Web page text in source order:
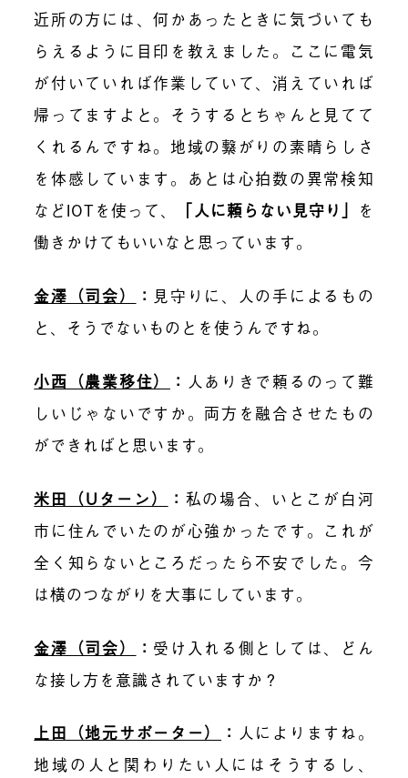
近所の方には、何かあったときに気づいても
らえ るように 目印を教えました。ここに電気
が付いていれば作業していて、消えて い れば
帰ってますよと。そうするとちゃんと見てて
くれるんですね。地域の繋がりの素晴らしさ
を体感しています 。あとは心拍数の異常検知
などIOTを使って、 「人に頼らない見守り」 を
働きかけてもいいなと思っています。
金澤（司会） ： 見守りに、人の手によるもの
と、そうでないものとを使うんですね。
小西（農業移住） ： 人ありきで頼るのって難
しいじゃないですか。両方を融合させたもの
ができればと思います。
米田（Uターン） ： 私の場合、 いとこが白河
市 に住んでいたのが心強かったです。これが
全く知らないところだったら不安でした。 今
は横のつながりを大事にしています。
金澤（司会） ： 受け入れる側としては、どん
な接し方を意識されていますか？
上田（地元サポーター） ： 人によりますね。
地域の人と関わりたい人にはそうするし、